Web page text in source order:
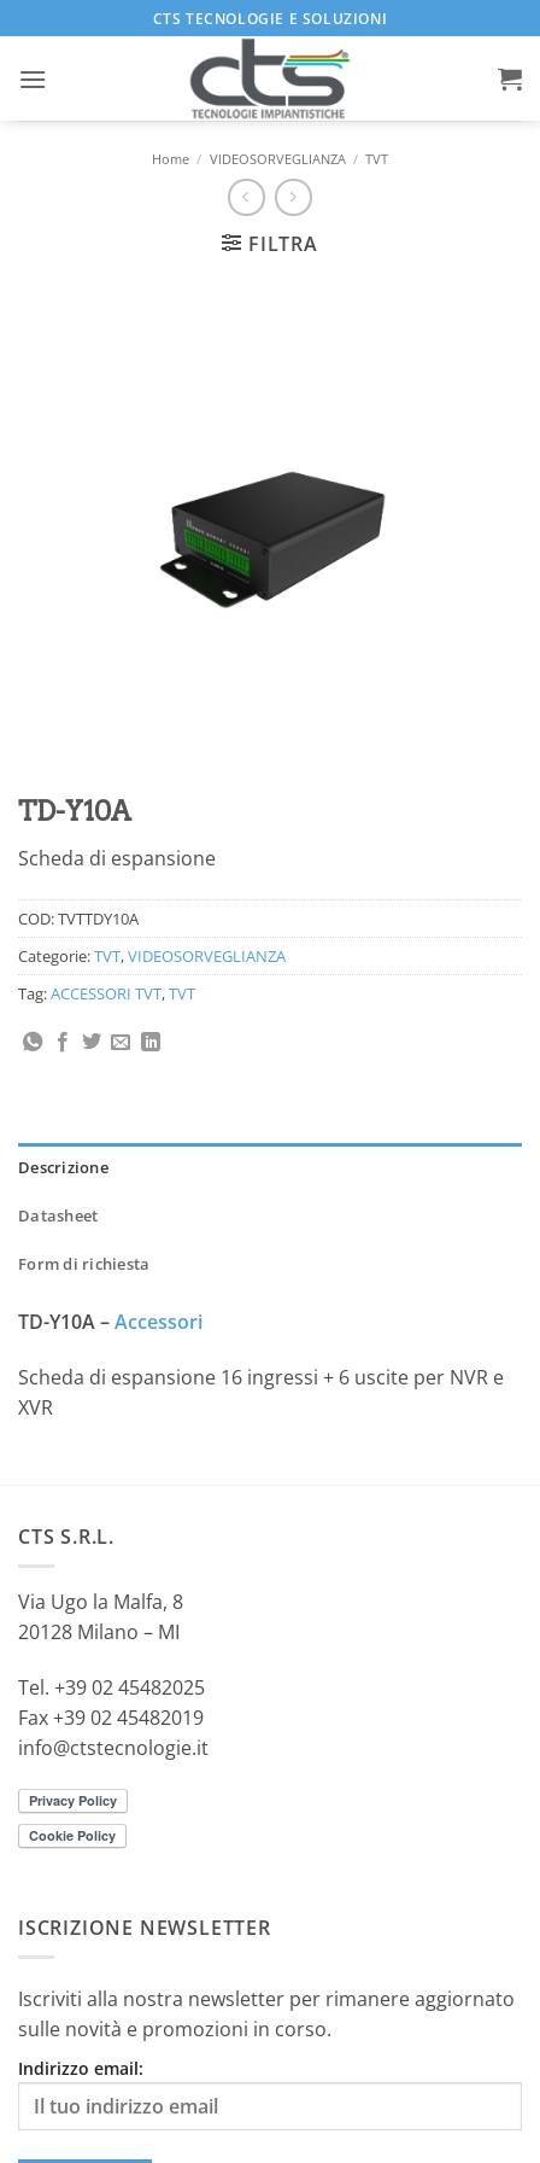
ai
contenuti
CTS TECNOLOGIE E SOLUZIONI
Home / VIDEOSORVEGLIANZA / TVT
FILTRA
TD-Y10A
Scheda di espansione
COD:TVTTDY10A
Categorie:TVT,VIDEOSORVEGLIANZA
Tag:ACCESSORI TVT,TVT
Descrizione
Datasheet
Form di richiesta
TD-Y10A –Accessori
Scheda di espansione 16 ingressi + 6 uscite per NVR e
XVR
CTS S.R.L.
Via Ugo la Malfa, 8
20128 Milano – MI
Tel. +39 02 45482025
Fax +39 02 45482019
info@ctstecnologie.it
ISCRIZIONE NEWSLETTER
Iscriviti alla nostra newsletter per rimanere aggiornato
sulle novità e promozioni in corso.
Indirizzo email: